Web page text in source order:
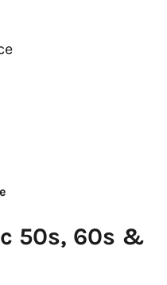
50s, 60s &